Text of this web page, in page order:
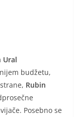
Ural
budžetu,
Rubin
Posebno se